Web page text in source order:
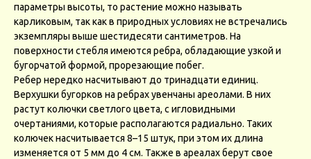
параметры высоты, то растение можно называть
карликовым, так как в природных условиях не встречались
экземпляры выше шестидесяти сантиметров. На
поверхности стебля имеются ребра, обладающие узкой и
бугорчатой формой, прорезающие побег.
Ребер нередко насчитывают до тринадцати единиц.
Верхушки бугорков на ребрах увенчаны ареолами. В них
растут колючки светлого цвета, с игловидными
очертаниями, которые располагаются радиально. Таких
колючек насчитывается 8–15 штук, при этом их длина
изменяется от 5 мм до 4 см. Также в ареалах берут свое